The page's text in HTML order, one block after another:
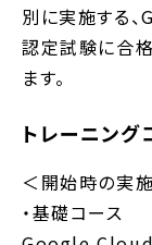
別に実施する
認定試験に合
ます。
トレーニング
＜開始時の実
・基礎コース